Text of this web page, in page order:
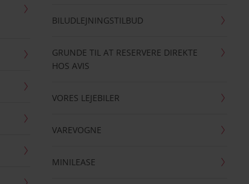
BILUDLEJNINGSTILBUD
GRUNDE TIL AT RESERVERE DIREKTE
HOS AVIS
VORES LEJEBILER
VAREVOGNE
MINILEASE